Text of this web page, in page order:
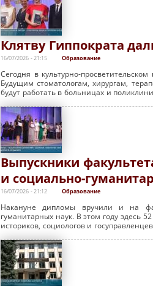
Клятву Гиппократа
16/07/2026 - 21:15 Образование
Сегодня в культурно-
Будущим стоматологам, хирургам,
будут работать в больницах и
Выпускники
и социально-
16/07/2026 - 21:12 Образование
Накануне дипломы вручили и на
гуманитарных наук. В этом году здесь
историков, социологов и